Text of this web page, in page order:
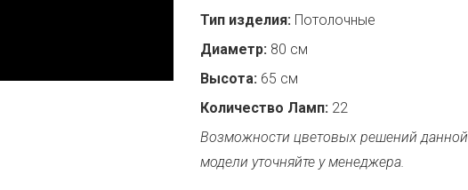
Тип изделия: Потолочные
Диаметр: 80 см
Высота: 65 см
Количество Ламп: 22
Возможности цветовых решений данной
модели уточняйте у менеджера.